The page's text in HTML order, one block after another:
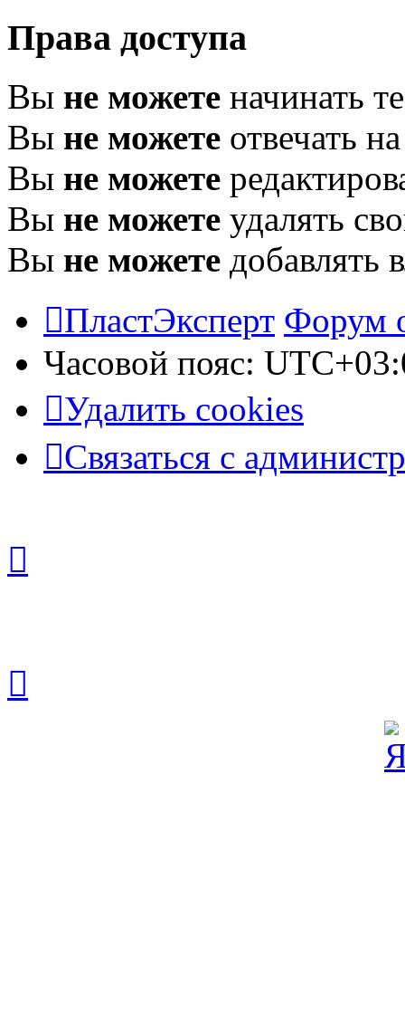
Права доступа
Вы не можете начинать
Вы не можете отвечать
Вы не можете
Вы не можете удалять
Вы не можете добавлять
ПластЭксперт Форум
Часовой пояс:
Удалить cookies
Связаться с